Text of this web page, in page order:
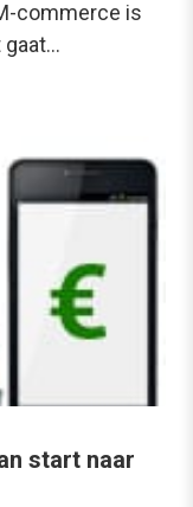
commerce is
gaat…
start naar